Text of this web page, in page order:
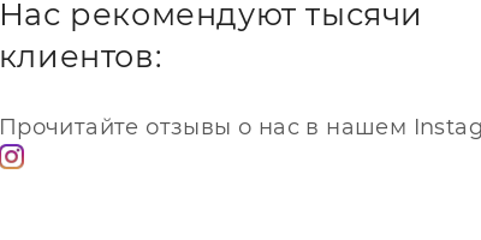
Нас рекомендуют тысячи
клиентов:
Прочитайте отзывы о нас в нашем